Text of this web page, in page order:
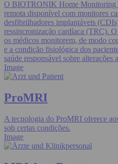
O BIOTRONIK Home Monitoring
remota disponível com monitores
desfibrilhadores implantáveis
ressincronização cardíaca (TRC).
os médicos monitorem, de modo
e a condição fisiológica dos
saúde responsável sobre alterações
Image
ProMRI
A tecnologia do ProMRI oferece
sob certas condições.
Image